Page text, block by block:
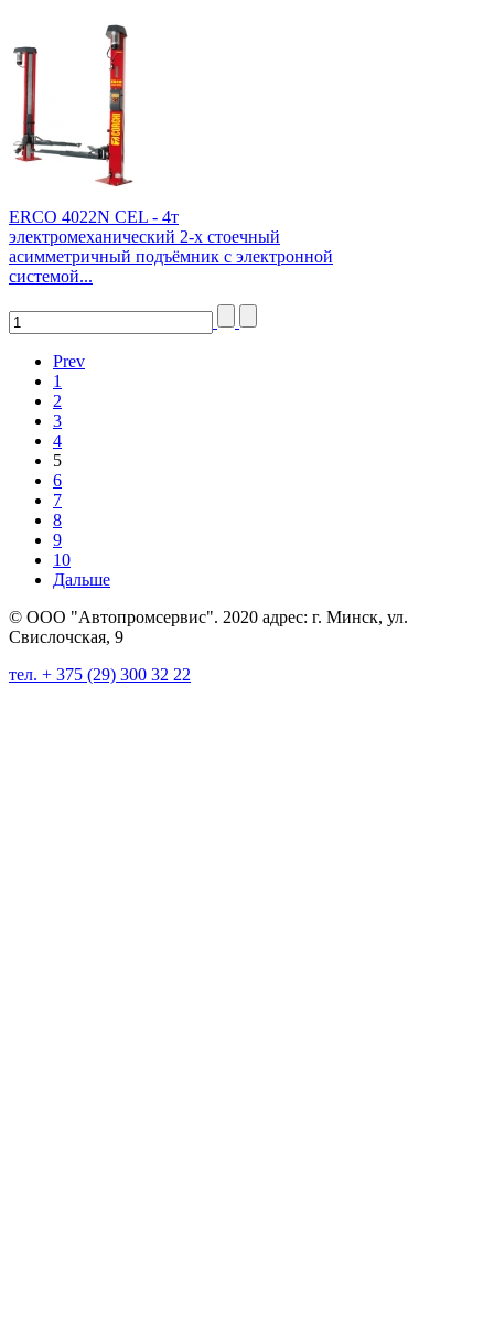
ERCO 4022N CEL - 4т
электромеханический 2-х стоечный
асимметричный подъёмник с электронной
системой...
Prev
1
2
3
4
5
6
7
8
9
10
Дальше
© ООО "Автопромсервис". 2020 адрес: г. Минск, ул.
Свислочская, 9
тел. + 375 (29) 300 32 22